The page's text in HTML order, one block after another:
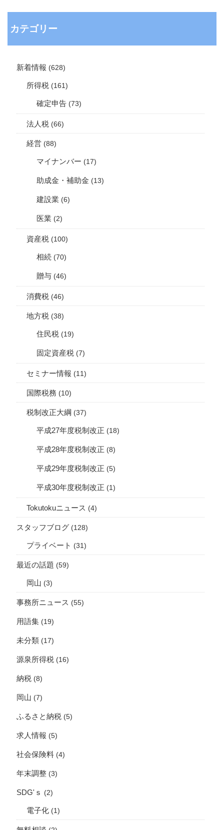
カテゴリー
新着情報 (628)
所得税 (161)
確定申告 (73)
法人税 (66)
経営 (88)
マイナンバー (17)
助成金・補助金 (13)
建設業 (6)
医業 (2)
資産税 (100)
相続 (70)
贈与 (46)
消費税 (46)
地方税 (38)
住民税 (19)
固定資産税 (7)
セミナー情報 (11)
国際税務 (10)
税制改正大綱 (37)
平成27年度税制改正 (18)
平成28年度税制改正 (8)
平成29年度税制改正 (5)
平成30年度税制改正 (1)
Tokutokuニュース (4)
スタッフブログ (128)
プライベート (31)
最近の話題 (59)
岡山 (3)
事務所ニュース (55)
用語集 (19)
未分類 (17)
源泉所得税 (16)
納税 (8)
岡山 (7)
ふるさと納税 (5)
求人情報 (5)
社会保険料 (4)
年末調整 (3)
SDG'ｓ (2)
電子化 (1)